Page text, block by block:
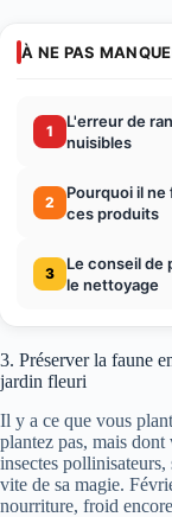
À NE PAS
1
L'erreur de
nuisibles
2
Pourquoi il
ces produits
3
Le conseil de
le nettoyage
3. Préserver la faune
jardin fleuri
Il y a ce que vous
plantez pas, mais dont
insectes pollinisateurs,
vite de sa magie.
nourriture, froid